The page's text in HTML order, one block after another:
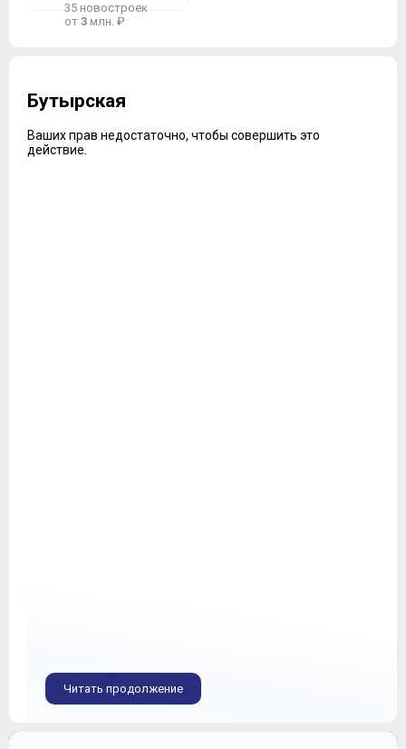
35 новостроек
от 3 млн. ₽
Бутырская
Ваших прав недостаточно, чтобы совершить это
действие.
Читать продолжение